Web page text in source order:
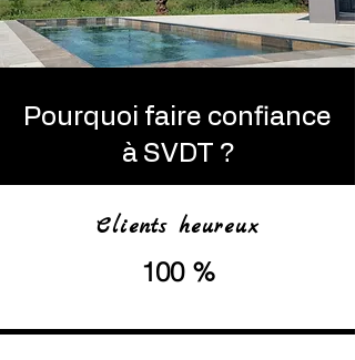
Pourquoi faire confiance
à SVDT ?
Clients heureux
100 %